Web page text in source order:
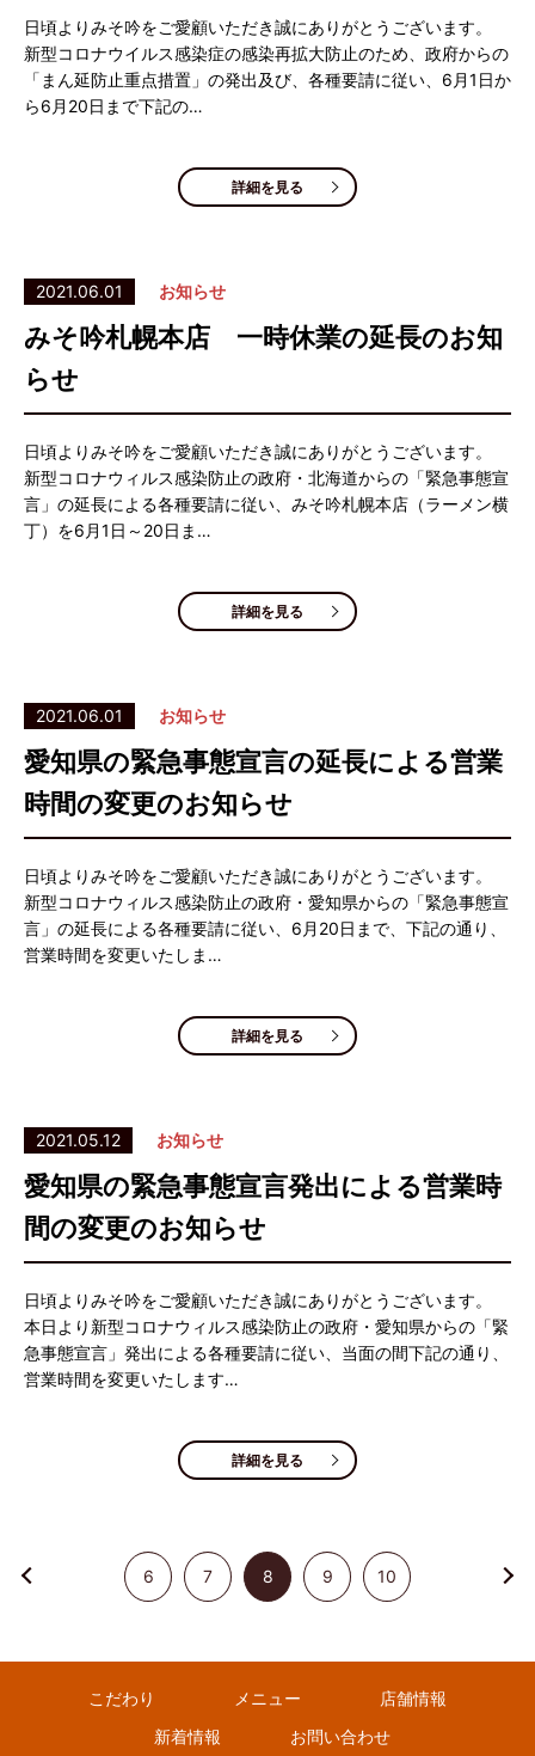
日頃よりみそ吟をご愛顧いただき誠にありがとうございます。
新型コロナウイルス感染症の感染再拡大防止のため、政府からの
「まん延防止重点措置」の発出及び、各種要請に従い、6月1日か
ら6月20日まで下記の…
詳細を見る
2021.06.01 お知らせ
みそ吟札幌本店 一時休業の延長のお知
らせ
日頃よりみそ吟をご愛顧いただき誠にありがとうございます。
新型コロナウィルス感染防止の政府・北海道からの「緊急事態宣
言」の延長による各種要請に従い、みそ吟札幌本店（ラーメン横
丁）を6月1日～20日ま…
詳細を見る
2021.06.01 お知らせ
愛知県の緊急事態宣言の延長による営業
時間の変更のお知らせ
日頃よりみそ吟をご愛顧いただき誠にありがとうございます。
新型コロナウィルス感染防止の政府・愛知県からの「緊急事態宣
言」の延長による各種要請に従い、6月20日まで、下記の通り、
営業時間を変更いたしま…
詳細を見る
2021.05.12 お知らせ
愛知県の緊急事態宣言発出による営業時
間の変更のお知らせ
日頃よりみそ吟をご愛顧いただき誠にありがとうございます。
本日より新型コロナウィルス感染防止の政府・愛知県からの「緊
急事態宣言」発出による各種要請に従い、当面の間下記の通り、
営業時間を変更いたします…
詳細を見る
6 7 8 9 10
こだわり メニュー
店舗情報
新着情報
お問い合わせ